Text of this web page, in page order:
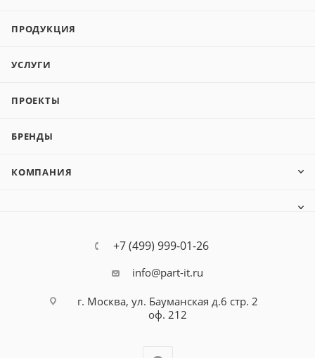
ПРОДУКЦИЯ
УСЛУГИ
ПРОЕКТЫ
БРЕНДЫ
КОМПАНИЯ
+7 (499) 999-01-26
info@part-it.ru
г. Москва, ул. Бауманская д.6 стр. 2
оф. 212